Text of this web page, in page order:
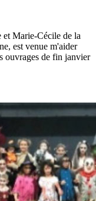
et Marie-Cécile de la
est venue m'aider
ouvrages de fin janvier